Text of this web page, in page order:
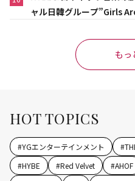
ャル日韓グループ”Girls
もっ
HOT TOPICS
#YGエンターテインメント #
#HYBE #Red Velvet #AHOF